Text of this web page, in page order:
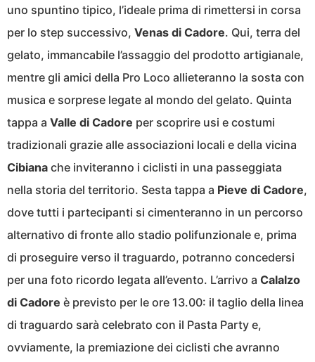
uno spuntino tipico, l’ideale prima di rimettersi in corsa
per lo step successivo, Venas di Cadore. Qui, terra del
gelato, immancabile l’assaggio del prodotto artigianale,
mentre gli amici della Pro Loco allieteranno la sosta con
musica e sorprese legate al mondo del gelato. Quinta
tappa a Valle di Cadore per scoprire usi e costumi
tradizionali grazie alle associazioni locali e della vicina
Cibiana che inviteranno i ciclisti in una passeggiata
nella storia del territorio. Sesta tappa a Pieve di Cadore,
dove tutti i partecipanti si cimenteranno in un percorso
alternativo di fronte allo stadio polifunzionale e, prima
di proseguire verso il traguardo, potranno concedersi
per una foto ricordo legata all’evento. L’arrivo a Calalzo
di Cadore è previsto per le ore 13.00: il taglio della linea
di traguardo sarà celebrato con il Pasta Party e,
ovviamente, la premiazione dei ciclisti che avranno